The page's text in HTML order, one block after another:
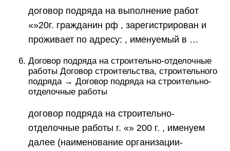
договор подряда на выполнение работ
«»20г. гражданин рф , зарегистрирован и
проживает по адресу: , именуемый в …
Договор подряда на строительно-отделочные
работы Договор строительства, строительного
подряда → Договор подряда на строительно-
отделочные работы
договор подряда на строительно-
отделочные работы г. «» 200 г. , именуем
далее (наименование организации-